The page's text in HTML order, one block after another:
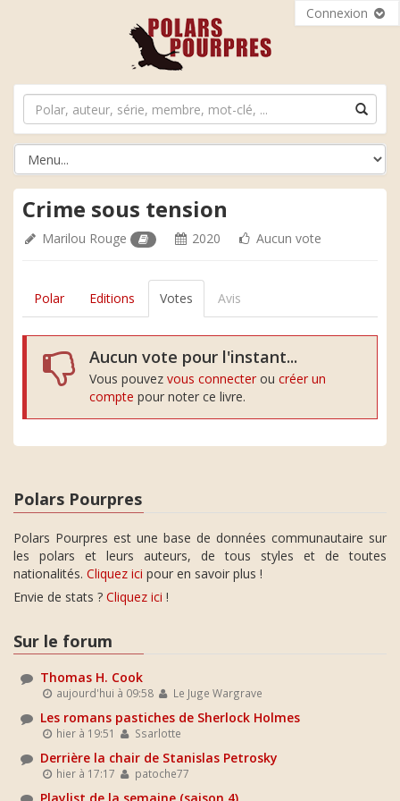
Connexion
Crime sous tension
Marilou Rouge 2020 Aucun vote
Polar Editions Votes Avis
Aucun vote pour l'instant...
Vous pouvez vous connecter ou créer un
compte pour noter ce livre.
Polars Pourpres
Polars Pourpres est une base de données communautaire sur
les polars et leurs auteurs, de tous styles et de toutes
nationalités. Cliquez ici pour en savoir plus !
Envie de stats ? Cliquez ici !
Sur le forum
Thomas H. Cook
aujourd'hui à 09:58 Le Juge Wargrave
Les romans pastiches de Sherlock Holmes
hier à 19:51 Ssarlotte
Derrière la chair de Stanislas Petrosky
hier à 17:17 patoche77